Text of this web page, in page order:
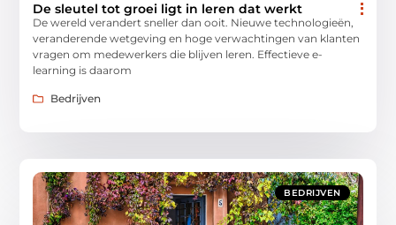
De sleutel tot groei ligt in leren dat werkt
De wereld verandert sneller dan ooit. Nieuwe technologieën,
veranderende wetgeving en hoge verwachtingen van klanten
vragen om medewerkers die blijven leren. Effectieve e-
learning is daarom
Bedrijven
BEDRIJVEN